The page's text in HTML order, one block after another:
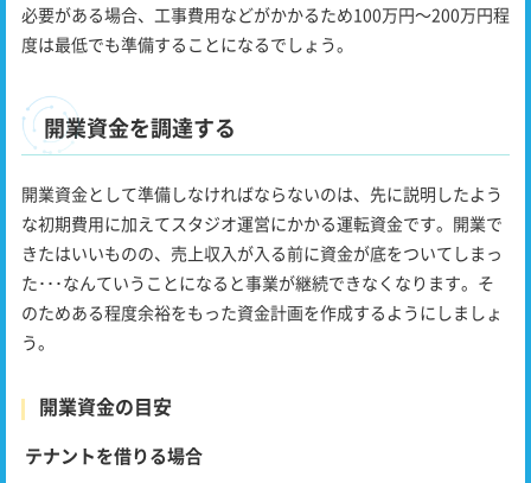
必要がある場合、工事費用などがかかるため100万円～200万円程
度は最低でも準備することになるでしょう。
開業資金を調達する
開業資金として準備しなければならないのは、先に説明したよう
な初期費用に加えてスタジオ運営にかかる運転資金です。開業で
きたはいいものの、売上収入が入る前に資金が底をついてしまっ
た･･･なんていうことになると事業が継続できなくなります。そ
のためある程度余裕をもった資金計画を作成するようにしましょ
う。
開業資金の目安
テナントを借りる場合